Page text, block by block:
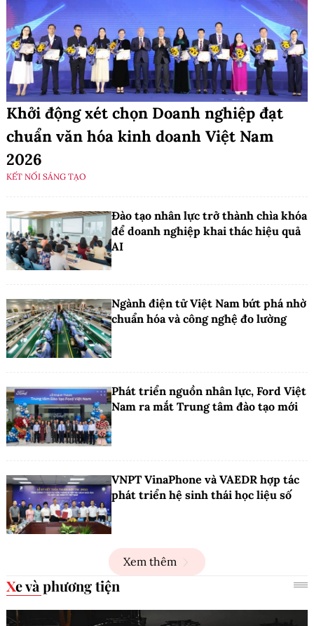
Khởi động xét chọn Doanh nghiệp đạt
chuẩn văn hóa kinh doanh Việt Nam
2026
KẾT NỐI SÁNG TẠO
Đào tạo nhân lực trở thành chìa khóa
để doanh nghiệp khai thác hiệu quả
AI
Ngành điện tử Việt Nam bứt phá nhờ
chuẩn hóa và công nghệ đo lường
Phát triển nguồn nhân lực, Ford Việt
Nam ra mắt Trung tâm đào tạo mới
VNPT VinaPhone và VAEDR hợp tác
phát triển hệ sinh thái học liệu số
Xem thêm
Xe và phương tiện